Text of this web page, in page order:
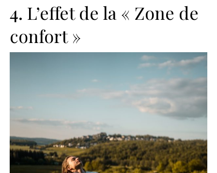
4. L’effet de la « Zone de
confort »